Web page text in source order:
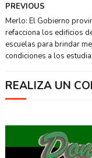
PREVIOUS
Merlo: El Gobierno
refacciona los edificios
escuelas para brindar
condiciones a los
REALIZA UN